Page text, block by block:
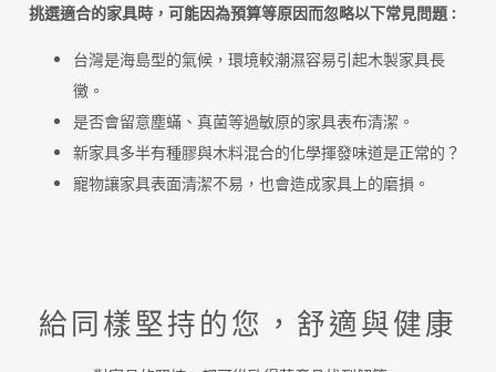
挑選適合的家具時，可能因為預算等原因而忽略以下常見問題 :
台灣是海島型的氣候，環境較潮濕容易引起木製家具長
黴。
是否會留意塵蟎、真菌等過敏原的家具表布清潔。
新家具多半有種膠與木料混合的化學揮發味道是正常的？
寵物讓家具表面清潔不易，也會造成家具上的磨損。
給同樣堅持的您，舒適與健康